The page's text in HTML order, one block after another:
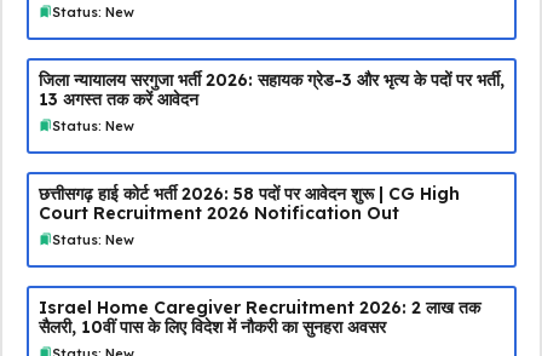
Status: New
जिला न्यायालय सरगुजा भर्ती 2026: सहायक ग्रेड-3 और भृत्य के पदों पर भर्ती,
13 अगस्त तक करें आवेदन
Status: New
छत्तीसगढ़ हाई कोर्ट भर्ती 2026: 58 पदों पर आवेदन शुरू | CG High
Court Recruitment 2026 Notification Out
Status: New
Israel Home Caregiver Recruitment 2026: ₹2 लाख तक
सैलरी, 10वीं पास के लिए विदेश में नौकरी का सुनहरा अवसर